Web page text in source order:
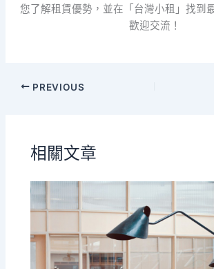
您了解租賃優勢，並在「台灣小租」找到
歡迎交流！
PREVIOUS
相關文章